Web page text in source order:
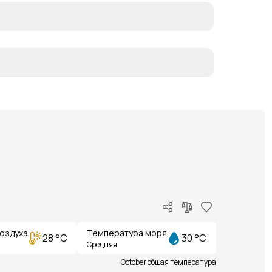
28 °C Температура моря
Средняя 30 °C
October общая температура